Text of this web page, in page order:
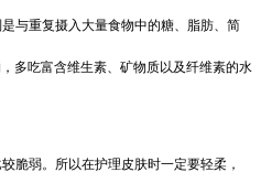
与重复摄入大量食物中的糖、脂肪、简
多吃富含维生素、矿物质以及纤维素的水
脆弱。所以在护理皮肤时一定要轻柔，